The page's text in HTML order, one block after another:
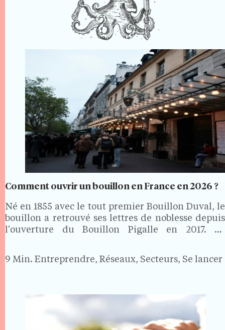
Comment ouvrir un bouillon en France en 2026 ?
Né en 1855 avec le tout premier Bouillon Duval, le
bouillon a retrouvé ses lettres de noblesse depuis
l'ouverture du Bouillon Pigalle en 2017. Sa
française simple, généreuse et bon marché, avec
un…
9 Min. Entreprendre, Réseaux, Secteurs, Se lancer